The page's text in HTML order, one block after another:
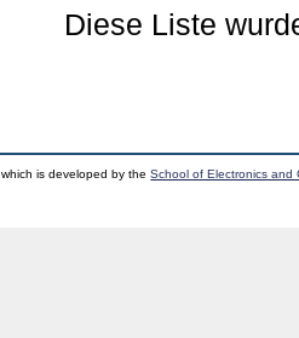
Diese Liste
which is developed by theSchool of Electronics and